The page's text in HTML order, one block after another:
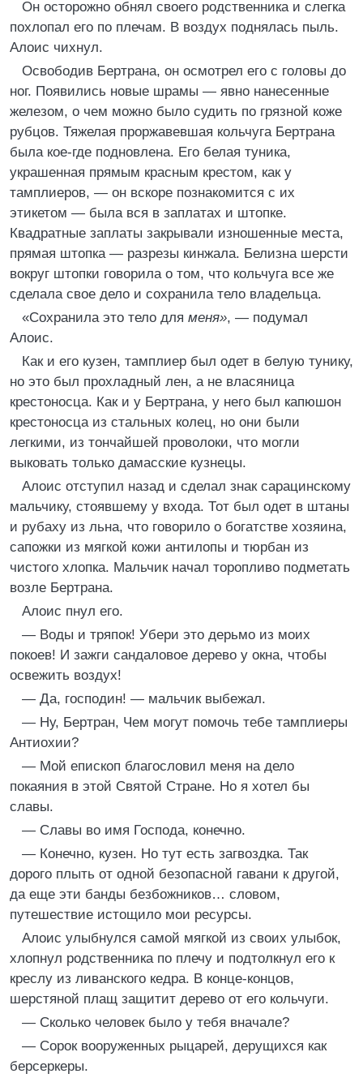
Он осторожно обнял своего родственника и слегка
похлопал его по плечам. В воздух поднялась пыль.
Алоис чихнул.
Освободив Бертрана, он осмотрел его с головы до
ног. Появились новые шрамы — явно нанесенные
железом, о чем можно было судить по грязной коже
рубцов. Тяжелая проржавевшая кольчуга Бертрана
была кое-где подновлена. Его белая туника,
украшенная прямым красным крестом, как у
тамплиеров, — он вскоре познакомится с их
этикетом — была вся в заплатах и штопке.
Квадратные заплаты закрывали изношенные места,
прямая штопка — разрезы кинжала. Белизна шерсти
вокруг штопки говорила о том, что кольчуга все же
сделала свое дело и сохранила тело владельца.
«Сохранила это тело для меня», — подумал
Алоис.
Как и его кузен, тамплиер был одет в белую тунику,
но это был прохладный лен, а не власяница
крестоносца. Как и у Бертрана, у него был капюшон
крестоносца из стальных колец, но они были
легкими, из тончайшей проволоки, что могли
выковать только дамасские кузнецы.
Алоис отступил назад и сделал знак сарацинскому
мальчику, стоявшему у входа. Тот был одет в штаны
и рубаху из льна, что говорило о богатстве хозяина,
сапожки из мягкой кожи антилопы и тюрбан из
чистого хлопка. Мальчик начал торопливо подметать
возле Бертрана.
Алоис пнул его.
— Воды и тряпок! Убери это дерьмо из моих
покоев! И зажги сандаловое дерево у окна, чтобы
освежить воздух!
— Да, господин! — мальчик выбежал.
— Ну, Бертран, Чем могут помочь тебе тамплиеры
Антиохии?
— Мой епископ благословил меня на дело
покаяния в этой Святой Стране. Но я хотел бы
славы.
— Славы во имя Господа, конечно.
— Конечно, кузен. Но тут есть загвоздка. Так
дорого плыть от одной безопасной гавани к другой,
да еще эти банды безбожников… словом,
путешествие истощило мои ресурсы.
Алоис улыбнулся самой мягкой из своих улыбок,
хлопнул родственника по плечу и подтолкнул его к
креслу из ливанского кедра. В конце-концов,
шерстяной плащ защитит дерево от его кольчуги.
— Сколько человек было у тебя вначале?
— Сорок вооруженных рыцарей, дерущихся как
берсеркеры.